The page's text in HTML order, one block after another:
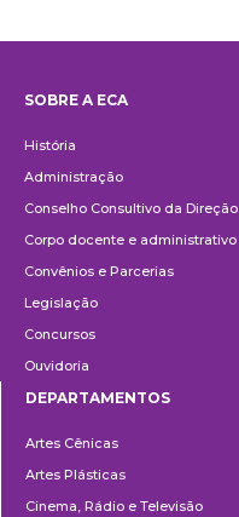
SOBRE A ECA
História
Administração
Conselho Consultivo da Direção
Corpo docente e administrativo
Convênios e Parcerias
Legislação
Concursos
Ouvidoria
DEPARTAMENTOS
Artes Cênicas
Artes Plásticas
Cinema, Rádio e Televisão